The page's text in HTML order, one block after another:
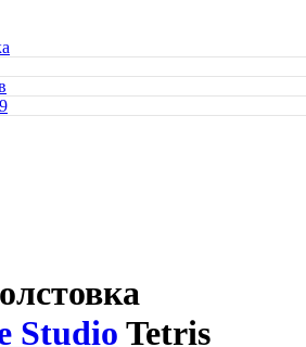
Studio Tetris